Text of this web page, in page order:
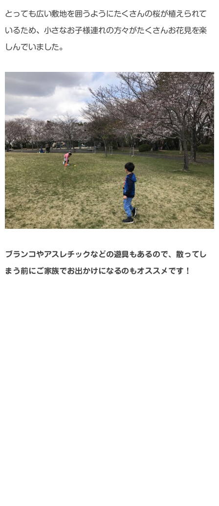
とっても広い敷地を囲うようにたくさんの桜が植えられて
いるため、小さなお子様連れの方々がたくさんお花見を楽
しんでいました。
ブランコやアスレチックなどの遊具もあるので、散ってし
まう前にご家族でお出かけになるのもオススメです！